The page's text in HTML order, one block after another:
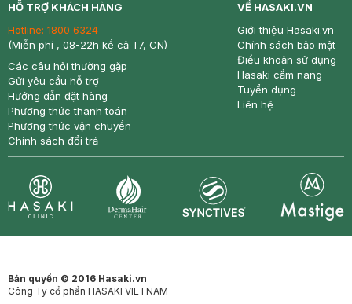
HỖ TRỢ KHÁCH HÀNG
Hotline: 1800 6324
(Miễn phí , 08-22h kể cả T7, CN)
Các câu hỏi thường gặp
Gửi yêu cầu hỗ trợ
Hướng dẫn đặt hàng
Phương thức thanh toán
Phương thức vận chuyển
Chính sách đổi trả
VỀ HASAKI.VN
Giới thiệu Hasaki.vn
Chính sách bảo mật
Điều khoản sử dụng
Hasaki cẩm nang
Tuyển dụng
Liên hệ
Bản quyền © 2016 Hasaki.vn
Công Ty cổ phần HASAKI VIETNAM